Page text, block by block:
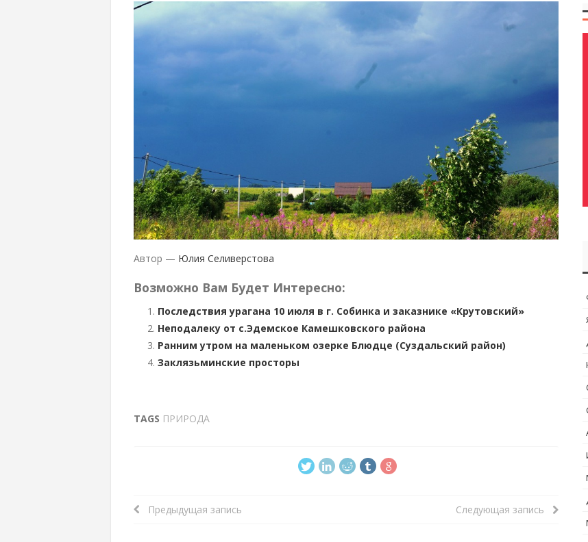
Автор — Юлия Селиверстова
Возможно Вам Будет Интересно:
Последствия урагана 10 июля в г. Собинка и заказнике «Крутовский»
Неподалеку от с.Эдемское Камешковского района
Ранним утром на маленьком озерке Блюдце (Суздальский район)
Заклязьминские просторы
TAGS ПРИРОДА
Предыдущая запись Следующая запись